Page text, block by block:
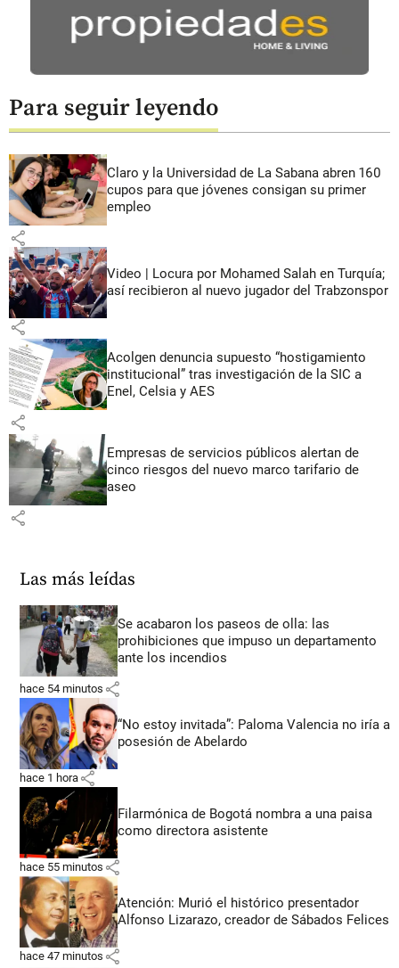
Para seguir leyendo
Claro y la Universidad de La Sabana abren 160
cupos para que jóvenes consigan su primer
empleo
share
Video | Locura por Mohamed Salah en Turquía;
así recibieron al nuevo jugador del Trabzonspor
share
Acolgen denuncia supuesto “hostigamiento
institucional” tras investigación de la SIC a
Enel, Celsia y AES
share
Empresas de servicios públicos alertan de
cinco riesgos del nuevo marco tarifario de
aseo
share
Las más leídas
Se acabaron los paseos de olla: las
prohibiciones que impuso un departamento
ante los incendios
hace 54 minutos share
“No estoy invitada”: Paloma Valencia no iría a
posesión de Abelardo
hace 1 hora share
Filarmónica de Bogotá nombra a una paisa
como directora asistente
hace 55 minutos share
Atención: Murió el histórico presentador
Alfonso Lizarazo, creador de Sábados Felices
hace 47 minutos share